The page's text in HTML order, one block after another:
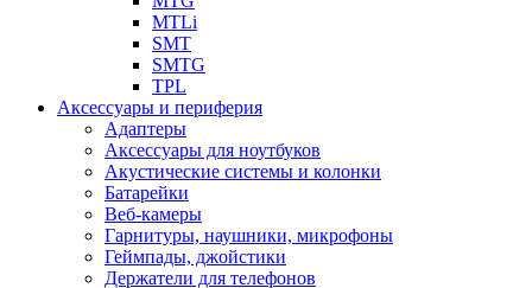
MTLi
SMT
SMTG
TPL
Аксессуары и периферия
Адаптеры
Аксессуары для ноутбуков
Акустические системы и колонки
Батарейки
Веб-камеры
Гарнитуры, наушники, микрофоны
Геймпады, джойстики
Держатели для телефонов